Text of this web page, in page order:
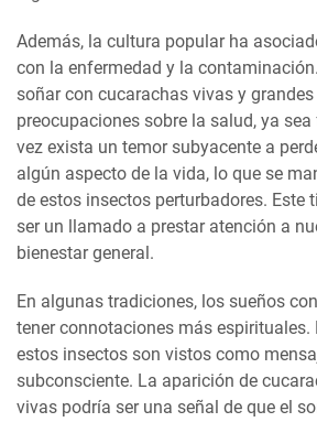
Además, la cultura popular ha
con la enfermedad y la
soñar con cucarachas vivas y
preocupaciones sobre la salud, ya
vez exista un temor subyacente a
algún aspecto de la vida, lo que se
de estos insectos perturbadores. Este
ser un llamado a prestar atención a
bienestar general.
En algunas tradiciones, los sueños
tener connotaciones más espirituales.
estos insectos son vistos como
subconsciente. La aparición de
vivas podría ser una señal de que el